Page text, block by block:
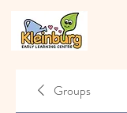
Groups